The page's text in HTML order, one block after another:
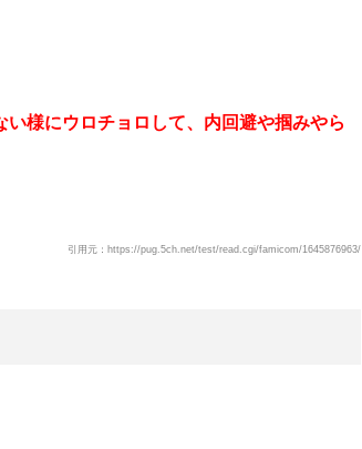
様にウロチョロして、内回避や掴みやら
引用元：https://pug.5ch.net/test/read.cgi/famicom/1645876963/